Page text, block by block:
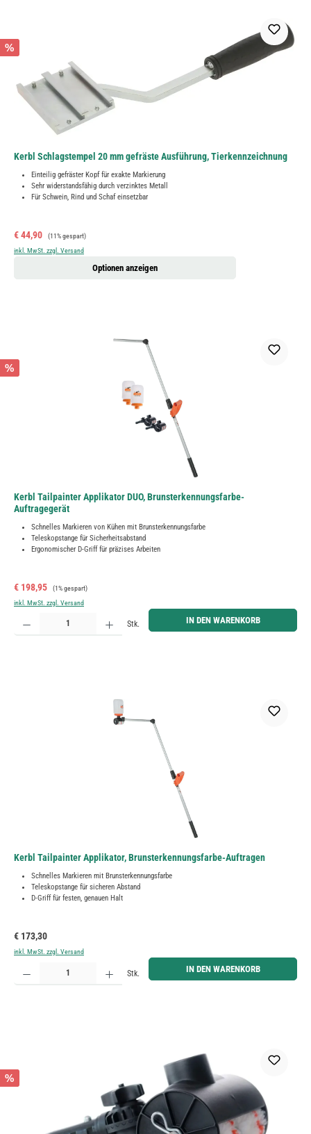
%
Kerbl Schlagstempel 20 mm gefräste Ausführung, Tierkennzeichnung
Einteilig gefräster Kopf für exakte Markierung
Sehr widerstandsfähig durch verzinktes Metall
Für Schwein, Rind und Schaf einsetzbar
Verkaufspreis:
€ 44,90 Regulärer Preis:
(11% gespart)
inkl. MwSt. zzgl. Versand
Optionen anzeigen
%
Kerbl Tailpainter Applikator DUO, Brunsterkennungsfarbe-
Auftragegerät
Schnelles Markieren von Kühen mit Brunsterkennungsfarbe
Teleskopstange für Sicherheitsabstand
Ergonomischer D-Griff für präzises Arbeiten
Verkaufspreis:
€ 198,95 Regulärer Preis:
(1% gespart)
inkl. MwSt. zzgl. Versand
Produkt Anzahl: Gib den gewünschten Wert ein oder benutze die Schaltflächen um die Anzahl zu
Stk. IN DEN WARENKORB
Kerbl Tailpainter Applikator, Brunsterkennungsfarbe-Auftragen
Schnelles Markieren mit Brunsterkennungsfarbe
Teleskopstange für sicheren Abstand
D-Griff für festen, genauen Halt
Regulärer Preis:
€ 173,30
inkl. MwSt. zzgl. Versand
Produkt Anzahl: Gib den gewünschten Wert ein oder benutze die Schaltflächen um die Anzahl zu
Stk. IN DEN WARENKORB
%